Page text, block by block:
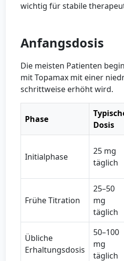
wichtig für stabile
Anfangsdosis
Die meisten Patienten
mit Topamax mit einer
schrittweise erhöht wird.
Phase
Dosis
Initialphase
25 mg
täglich
Frühe Titration
25–50
mg
täglich
Übliche
Erhaltungsdosis
50–100
mg
täglich